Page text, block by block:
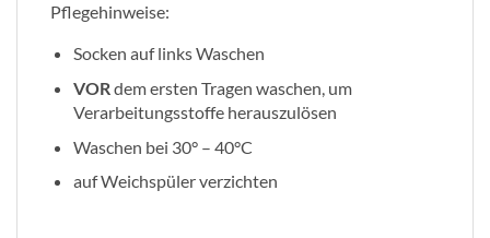
Pflegehinweise:
Socken auf links Waschen
VORdem ersten Tragen waschen, um
Verarbeitungsstoffe herauszulösen
Waschen bei 30° – 40°C
auf Weichspüler verzichten